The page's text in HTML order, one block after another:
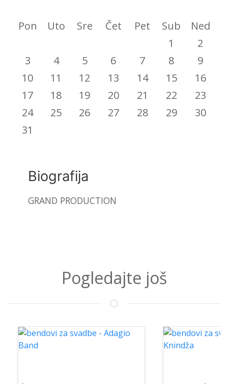
Pon Uto Sre Čet Pet Sub
Ned
1
2
3
4 5 6 7 8
9
10
11 12 13 14 15
16
17
18 19 20 21 22
23
24
25 26 27 28 29
30
31
Biografija
GRAND PRODUCTION
Pogledajte još